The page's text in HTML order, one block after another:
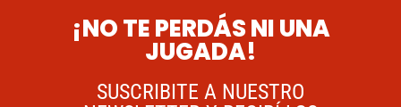
¡NO TE PERDÁS NI UNA
JUGADA!
SUSCRIBITE A NUESTRO